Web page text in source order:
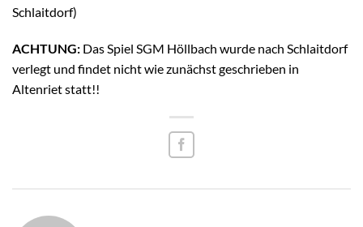
Schlaitdorf)
ACHTUNG: Das Spiel SGM Höllbach wurde nach Schlaitdorf
verlegt und findet nicht wie zunächst geschrieben in
Altenriet statt!!